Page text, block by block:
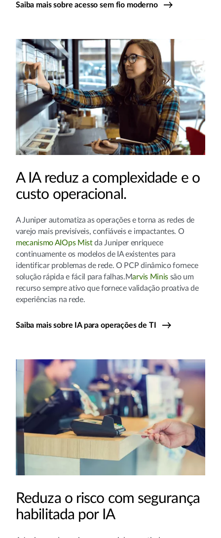
Saiba mais sobre acesso sem fio moderno
A IA reduz a complexidade e o
custo operacional.
A Juniper automatiza as operações e torna as redes de
varejo mais previsíveis, confiáveis e impactantes. O
mecanismo AIOps Mistda Juniper enriquece
continuamente os modelos de IA existentes para
identificar problemas de rede. O PCP dinâmico fornece
solução rápida e fácil para falhas.Marvis Minis são um
recurso sempre ativo que fornece validação proativa de
experiências na rede.
Saiba mais sobre IA para operações de TI
Reduza o risco com segurança
habilitada por IA